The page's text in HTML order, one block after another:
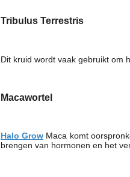
Tribulus Terrestris
Dit kruid wordt vaak gebruikt om
Macawortel
Halo Grow Maca komt
brengen van hormonen en het